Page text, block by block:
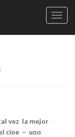
vez la mejor
cine – uno